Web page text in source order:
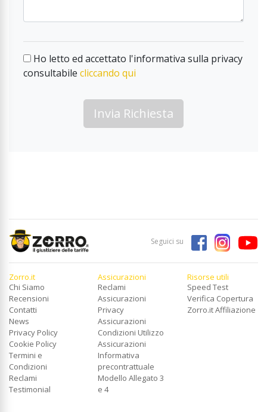
Ho letto ed accettato l'informativa sulla privacy
consultabile cliccando qui
Invia Richiesta
Seguici su
Zorro.it
Chi Siamo
Recensioni
Contatti
News
Privacy Policy
Cookie Policy
Termini e
Condizioni
Reclami
Testimonial
Assicurazioni
Reclami
Assicurazioni
Privacy
Assicurazioni
Condizioni Utilizzo
Assicurazioni
Informativa
precontrattuale
Modello Allegato 3
e 4
Risorse utili
Speed Test
Verifica Copertura
Zorro.it Affiliazione